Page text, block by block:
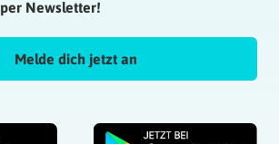
per Newsletter!
Melde dich jetzt an